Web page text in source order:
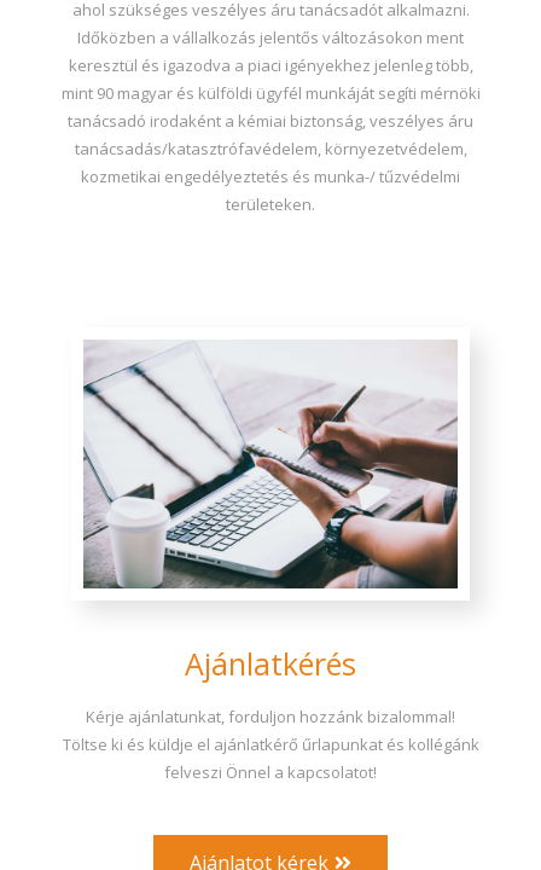
ahol szükséges veszélyes áru tanácsadót alkalmazni.
Időközben a vállalkozás jelentős változásokon ment
keresztül és igazodva a piaci igényekhez jelenleg több,
mint 90 magyar és külföldi ügyfél munkáját segíti mérnöki
tanácsadó irodaként a kémiai biztonság, veszélyes áru
tanácsadás/katasztrófavédelem, környezetvédelem,
kozmetikai engedélyeztetés és munka-/ tűzvédelmi
területeken.
Ajánlatkérés
Kérje ajánlatunkat, forduljon hozzánk bizalommal!
Töltse ki és küldje el ajánlatkérő űrlapunkat és kollégánk
felveszi Önnel a kapcsolatot!
Ajánlatot kérek